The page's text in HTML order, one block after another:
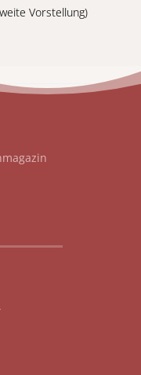
Vorstellung)